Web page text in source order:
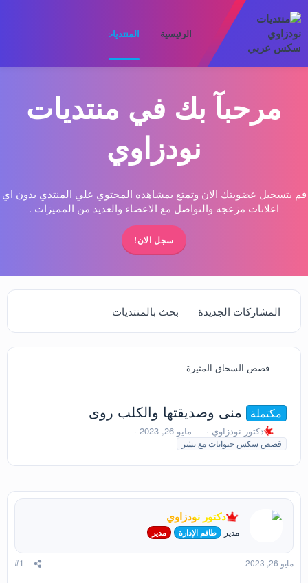
الرئيسية المنتديات
مرحبآ بك في منتديات
نودزاوي
قم بتسجيل عضويتك الان وتمتع بمشاهده المحتوي علي المنتدي بدون اي
اعلانات مزعجه والتواصل مع الاعضاء والعديد من المميزات .
سجل الان!
المشاركات الجديدة بحث بالمنتديات
قصص السحاق المثيرة
مكتملة منى وصديقتها والكلب روى
ب
ا
د
ئ
ل
و
ع
دكتور نودزاوي
ت
ا
ر
ي
ا
ب
د
ء
مايو 26, 2023
س
م
قصص سكس حيوانات مع بشر
دكتور نودزاوي
مدير طاقم الإدارة مدير
مايو 26, 2023 #1